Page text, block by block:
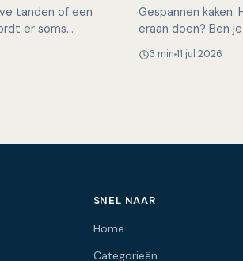
tanden of een
er soms
Gespannen kaken:
eraan doen? Ben je geconcentreerd bezig achter de
deadline, en…
3 min 11 jul 2026
SNEL NAAR
Home
Categorieën